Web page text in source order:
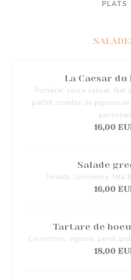
PLATS
La Caesar du
Romaine, sauce caesar, filet
parfait, crumble de pignons
parmesan
16,00
Salade
Tomate, concombre, feta
16,00
Tartare de
Cornichons, oignons, persil,
18,00